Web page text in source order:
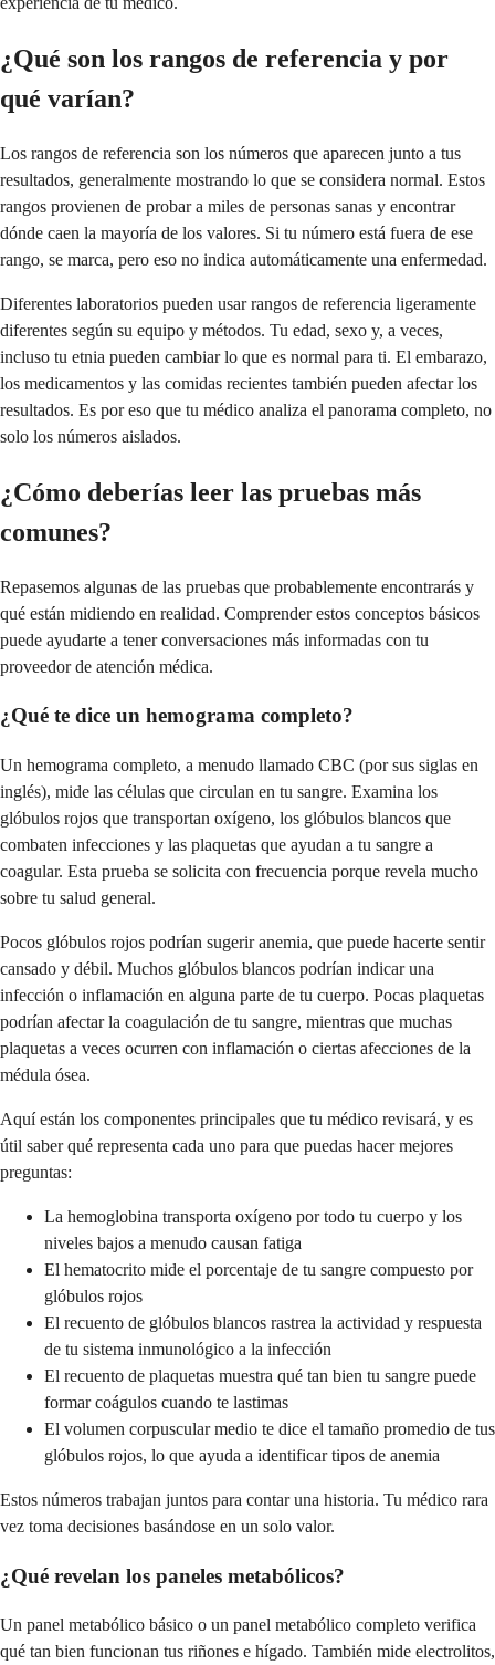
¿Qué son los rangos de referencia y por
qué varían?
Los rangos de referencia son los números que aparecen junto a tus
resultados, generalmente mostrando lo que se considera normal. Estos
rangos provienen de probar a miles de personas sanas y encontrar
dónde caen la mayoría de los valores. Si tu número está fuera de ese
rango, se marca, pero eso no indica automáticamente una enfermedad.
Diferentes laboratorios pueden usar rangos de referencia ligeramente
diferentes según su equipo y métodos. Tu edad, sexo y, a veces,
incluso tu etnia pueden cambiar lo que es normal para ti. El embarazo,
los medicamentos y las comidas recientes también pueden afectar los
resultados. Es por eso que tu médico analiza el panorama completo, no
solo los números aislados.
¿Cómo deberías leer las pruebas más
comunes?
Repasemos algunas de las pruebas que probablemente encontrarás y
qué están midiendo en realidad. Comprender estos conceptos básicos
puede ayudarte a tener conversaciones más informadas con tu
proveedor de atención médica.
¿Qué te dice un hemograma completo?
Un hemograma completo, a menudo llamado CBC (por sus siglas en
inglés), mide las células que circulan en tu sangre. Examina los
glóbulos rojos que transportan oxígeno, los glóbulos blancos que
combaten infecciones y las plaquetas que ayudan a tu sangre a
coagular. Esta prueba se solicita con frecuencia porque revela mucho
sobre tu salud general.
Pocos glóbulos rojos podrían sugerir anemia, que puede hacerte sentir
cansado y débil. Muchos glóbulos blancos podrían indicar una
infección o inflamación en alguna parte de tu cuerpo. Pocas plaquetas
podrían afectar la coagulación de tu sangre, mientras que muchas
plaquetas a veces ocurren con inflamación o ciertas afecciones de la
médula ósea.
Aquí están los componentes principales que tu médico revisará, y es
útil saber qué representa cada uno para que puedas hacer mejores
preguntas:
La hemoglobina transporta oxígeno por todo tu cuerpo y los
niveles bajos a menudo causan fatiga
El hematocrito mide el porcentaje de tu sangre compuesto por
glóbulos rojos
El recuento de glóbulos blancos rastrea la actividad y respuesta
de tu sistema inmunológico a la infección
El recuento de plaquetas muestra qué tan bien tu sangre puede
formar coágulos cuando te lastimas
El volumen corpuscular medio te dice el tamaño promedio de tus
glóbulos rojos, lo que ayuda a identificar tipos de anemia
Estos números trabajan juntos para contar una historia. Tu médico rara
vez toma decisiones basándose en un solo valor.
¿Qué revelan los paneles metabólicos?
Un panel metabólico básico o un panel metabólico completo verifica
qué tan bien funcionan tus riñones e hígado. También mide electrolitos,